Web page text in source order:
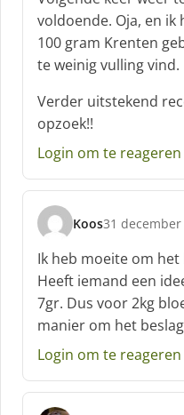
voldoende. Oja, en ik
100 gram Krenten
te weinig vulling vind.
Verder uitstekend
opzoek!!
Login om te reageren
Koos
s
c
h
r
e
e
:
31
Ik heb moeite om
Heeft iemand een
7gr. Dus voor 2kg
manier om het
Login om te reageren